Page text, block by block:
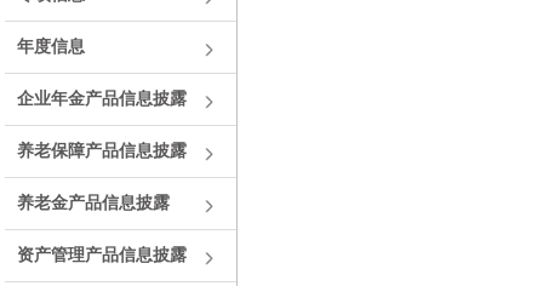
年度信息
企业年金产品信息披露
养老保障产品信息披露
养老金产品信息披露
资产管理产品信息披露